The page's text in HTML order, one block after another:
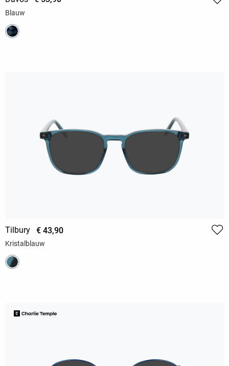
Blauw
Tilbury € 43,90
Kristalblauw